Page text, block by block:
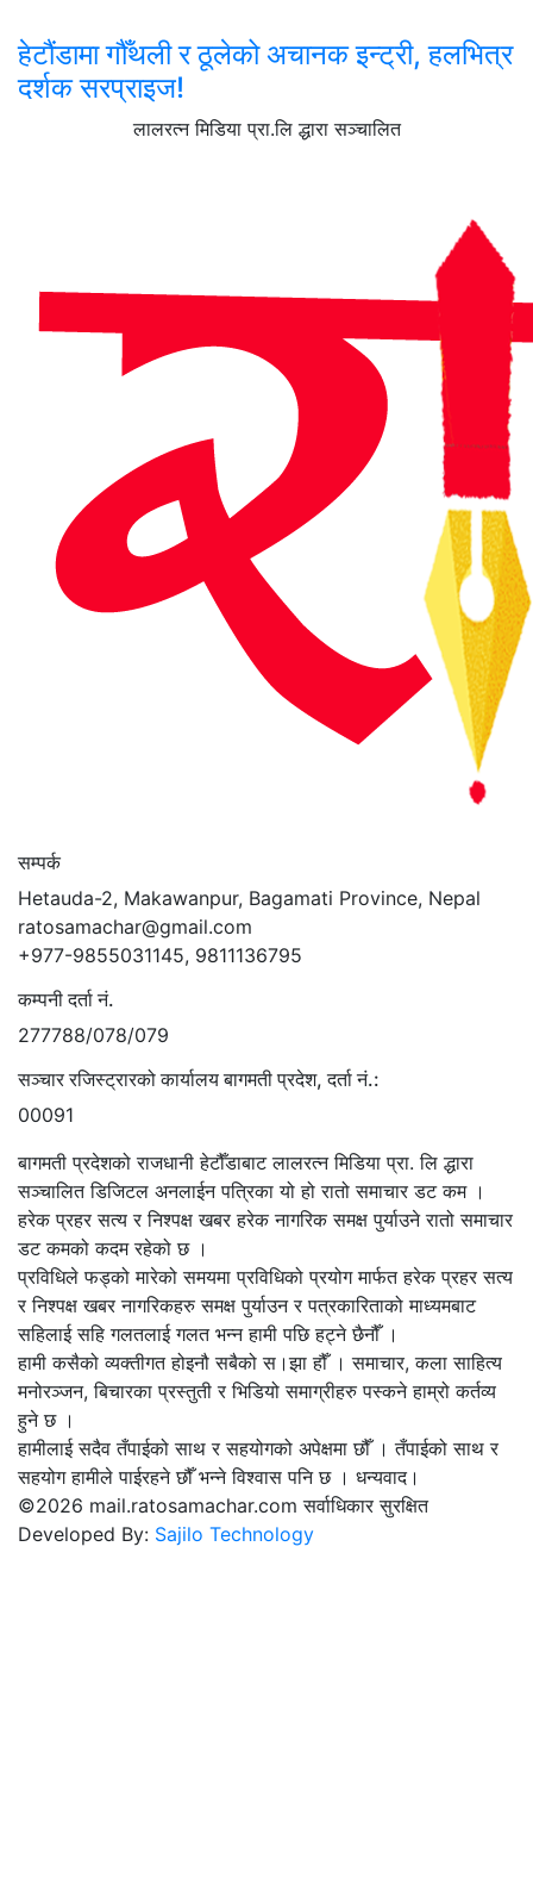
हेटौंडामा गौँथली र ठूलेको अचानक इन्ट्री, हलभित्र
दर्शक सरप्राइज!
लालरत्न मिडिया प्रा.लि द्धारा सञ्चालित
सम्पर्क
Hetauda-2, Makawanpur, Bagamati Province, Nepal
ratosamachar@gmail.com
+977-9855031145, 9811136795
कम्पनी दर्ता नं.
277788/078/079
सञ्चार रजिस्ट्रारको कार्यालय बागमती प्रदेश, दर्ता नं.:
00091
बागमती प्रदेशको राजधानी हेटौँडाबाट लालरत्न मिडिया प्रा. लि द्धारा
सञ्चालित डिजिटल अनलाईन पत्रिका यो हो रातो समाचार डट कम ।
हरेक प्रहर सत्य र निश्पक्ष खबर हरेक नागरिक समक्ष पुर्याउने रातो समाचार
डट कमको कदम रहेको छ ।
प्रविधिले फड्को मारेको समयमा प्रविधिको प्रयोग मार्फत हरेक प्रहर सत्य
र निश्पक्ष खबर नागरिकहरु समक्ष पुर्याउन र पत्रकारिताको माध्यमबाट
सहिलाई सहि गलतलाई गलत भन्न हामी पछि हट्ने छैनौँ ।
हामी कसैको व्यक्तीगत होइनौ सबैको स।झा हौँ । समाचार, कला साहित्य
मनोरञ्जन, बिचारका प्रस्तुती र भिडियो समाग्रीहरु पस्कने हाम्रो कर्तव्य
हुने छ ।
हामीलाई सदैव तँपाईको साथ र सहयोगको अपेक्षमा छौँ । तँपाईको साथ र
सहयोग हामीले पाईरहने छौँ भन्ने विश्वास पनि छ । धन्यवाद।
©2026 mail.ratosamachar.com सर्वाधिकार सुरक्षित
Developed By: Sajilo Technology